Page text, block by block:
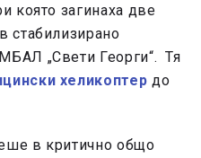
която загинаха две
стабилизирано
„Свети Георги“. Тя
хеликоптер до
в критично общо